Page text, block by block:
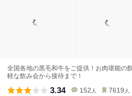
全国各地の黒毛和牛をご提供！お肉堪能の
軽な飲み会から接待まで！
3.34 152 人 7619 人